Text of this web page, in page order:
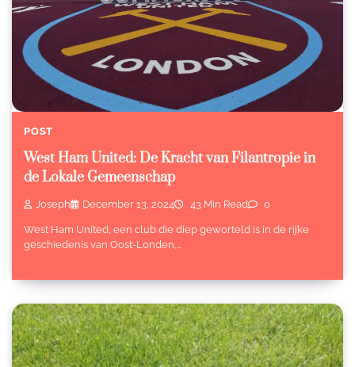
POST
West Ham United: De Kracht van Filantropie in
de Lokale Gemeenschap
Joseph December 13, 2024 43 Min Read 0
West Ham United, een club die diep geworteld is in de rijke
geschiedenis van Oost-Londen,…